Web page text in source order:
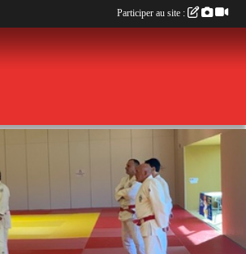
Participer au site :